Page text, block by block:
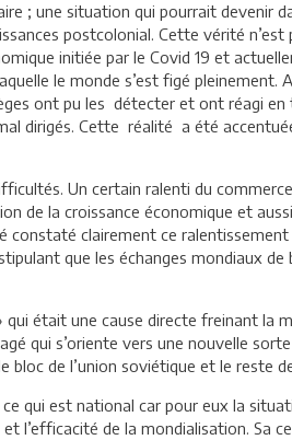
; une situation qui pourrait
postcolonial. Cette vérité n’est
initiée par le Covid 19 et
le monde s’est figé pleinement.
ont pu les détecter et ont réagi
dirigés. Cette réalité a été
Un certain ralenti du
de la croissance économique et
constaté clairement ce
que les échanges mondiaux
était une cause directe freinant la
qui s’oriente vers une nouvelle
de l’union soviétique et le reste
qui est national car pour eux la
l’efficacité de la mondialisation.